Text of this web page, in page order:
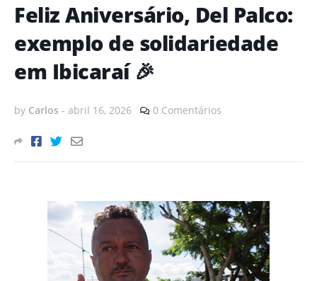
Feliz Aniversário, Del Palco:
exemplo de solidariedade
em Ibicaraí 🎉
by Carlos - abril 16, 2026 0 Comentários